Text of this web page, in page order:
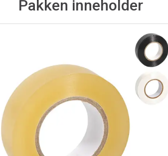
Pakken inneholder